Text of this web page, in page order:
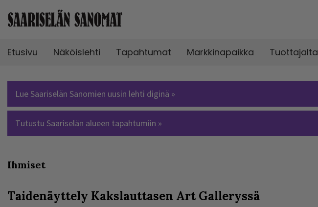
Etusivu Näköislehti Tapahtumat Markkinapaikka Tuottajalta
Lue Saariselän Sanomien uusin lehti diginä »
Tutustu Saariselän alueen tapahtumiin »
Ihmiset
Taidenäyttely Kakslauttasen Art Galleryssä